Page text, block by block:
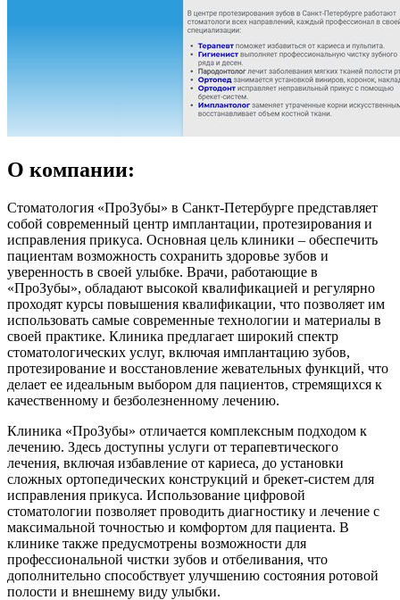
О компании:
Стоматология «ПроЗубы» в Санкт-Петербурге представляет
собой современный центр имплантации, протезирования и
исправления прикуса. Основная цель клиники – обеспечить
пациентам возможность сохранить здоровье зубов и
уверенность в своей улыбке. Врачи, работающие в
«ПроЗубы», обладают высокой квалификацией и регулярно
проходят курсы повышения квалификации, что позволяет им
использовать самые современные технологии и материалы в
своей практике. Клиника предлагает широкий спектр
стоматологических услуг, включая имплантацию зубов,
протезирование и восстановление жевательных функций, что
делает ее идеальным выбором для пациентов, стремящихся к
качественному и безболезненному лечению.
Клиника «ПроЗубы» отличается комплексным подходом к
лечению. Здесь доступны услуги от терапевтического
лечения, включая избавление от кариеса, до установки
сложных ортопедических конструкций и брекет-систем для
исправления прикуса. Использование цифровой
стоматологии позволяет проводить диагностику и лечение с
максимальной точностью и комфортом для пациента. В
клинике также предусмотрены возможности для
профессиональной чистки зубов и отбеливания, что
дополнительно способствует улучшению состояния ротовой
полости и внешнему виду улыбки.